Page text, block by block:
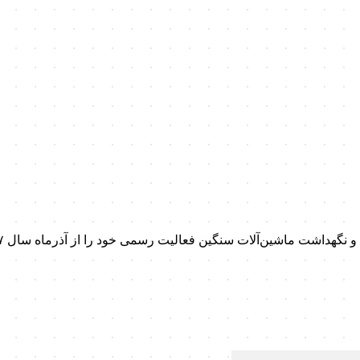
ماشین‌آلات سنگین فعالیت رسمی خود را از آذرماه سال ۱۳۹۷ آغاز کرد.